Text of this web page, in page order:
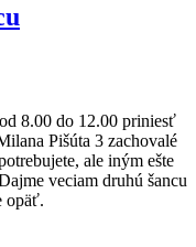
8.00 do 12.00 priniesť
Pišúta 3 zachovalé
ale iným ešte
veciam druhú šancu
opäť.